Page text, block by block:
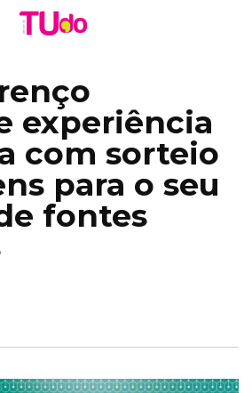
experiência
com sorteio
para o seu
fontes